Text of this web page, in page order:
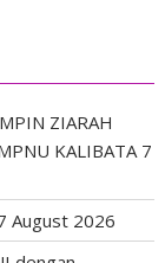
ZIARAH
KALIBATA 7
August 2026